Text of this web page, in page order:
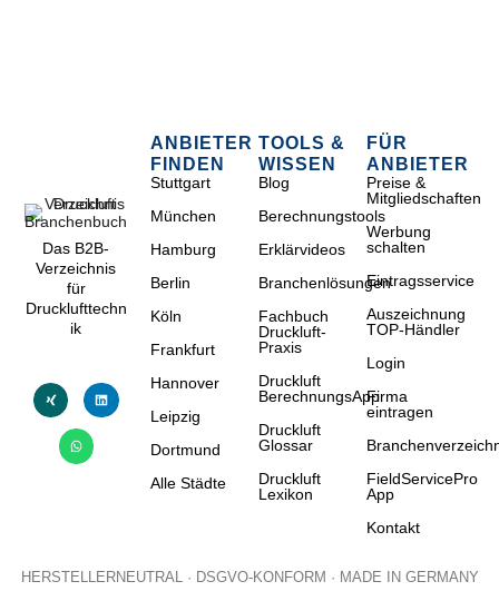
Das B2B-
Verzeichnis
für
Drucklufttechn
ik
ANBIETER
FINDEN
Stuttgart
München
Hamburg
Berlin
Köln
Frankfurt
Hannover
Leipzig
Dortmund
Alle Städte
TOOLS &
WISSEN
Blog
Berechnungstools
Erklärvideos
Branchenlösungen
Fachbuch
Druckluft-
Praxis
Druckluft
BerechnungsApp
Druckluft
Glossar
Druckluft
Lexikon
FÜR
ANBIETER
Preise &
Mitgliedschaften
Werbung
schalten
Eintragsservice
Auszeichnung
TOP-Händler
Login
Firma
eintragen
FieldServicePro
App
Kontakt
HERSTELLERNEUTRAL · DSGVO-KONFORM · MADE IN GERMANY